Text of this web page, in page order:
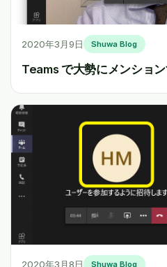
2020年3月9日 Shuwa Blog
Teams で大勢にメンショ
2020年3月8日 Shuwa Blog